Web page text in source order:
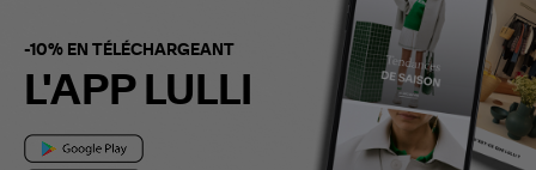
-10% EN TÉLÉCHARGEANT
L'APP LULLI